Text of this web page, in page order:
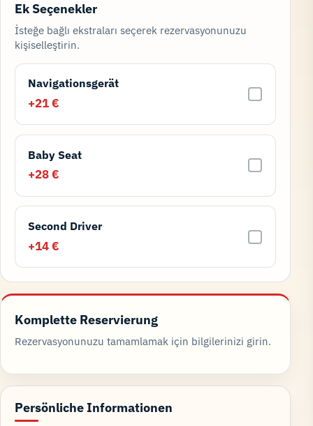
Ek Seçenekler
İsteğe bağlı ekstraları seçerek rezervasyonunuzu
kişiselleştirin.
Navigationsgerät
+21 €
Baby Seat
+28 €
Second Driver
+14 €
Komplette Reservierung
Rezervasyonunuzu tamamlamak için bilgilerinizi girin.
Persönliche Informationen